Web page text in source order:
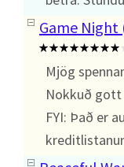
Game Night
Mjög
Nokkuð gott
FYI: Það er